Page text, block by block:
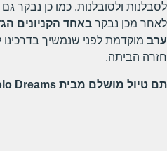
לסבלנות ולסובלנות. כמו כן נבקר
לאחר מכן נבקר באחד הקניונים
ערב מוקדמת לפני שנמשיך
חזרה הביתה.
תם טיול מושלם מבית Dreams